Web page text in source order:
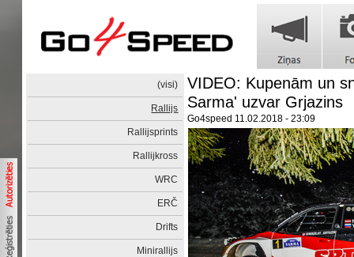
(visi)
Rallijs
Rallijsprints
Rallijkross
WRC
ERČ
Drifts
Minirallijs
VIDEO: Kupenām un
Sarma' uzvar Grjazins
Go4speed 11.02.2018 - 23:09